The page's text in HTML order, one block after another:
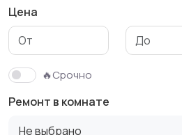
Цена
🔥Срочно
Ремонт в комнате
Не выбрано